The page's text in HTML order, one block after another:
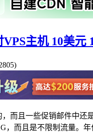
主机 10美元
而且一些促销邮件中
，而且是不限制流量。